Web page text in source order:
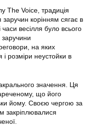
The Voice, традиція
заручин корінням сягає в
весілля було всього
на яких
розміри неустойки в
значення. Ця
що його
йому. Своєю чергою за
закріплювалися